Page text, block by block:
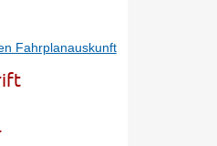
Fahrplanauskunft